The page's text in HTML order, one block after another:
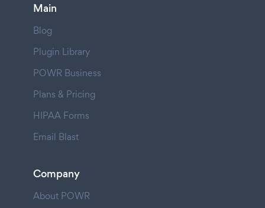
Main
Blog
Plugin Library
POWR Business
Plans & Pricing
HIPAA Forms
Email Blast
Company
About POWR